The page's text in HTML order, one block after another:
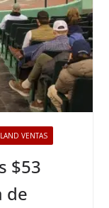
VENTAS
$53
de